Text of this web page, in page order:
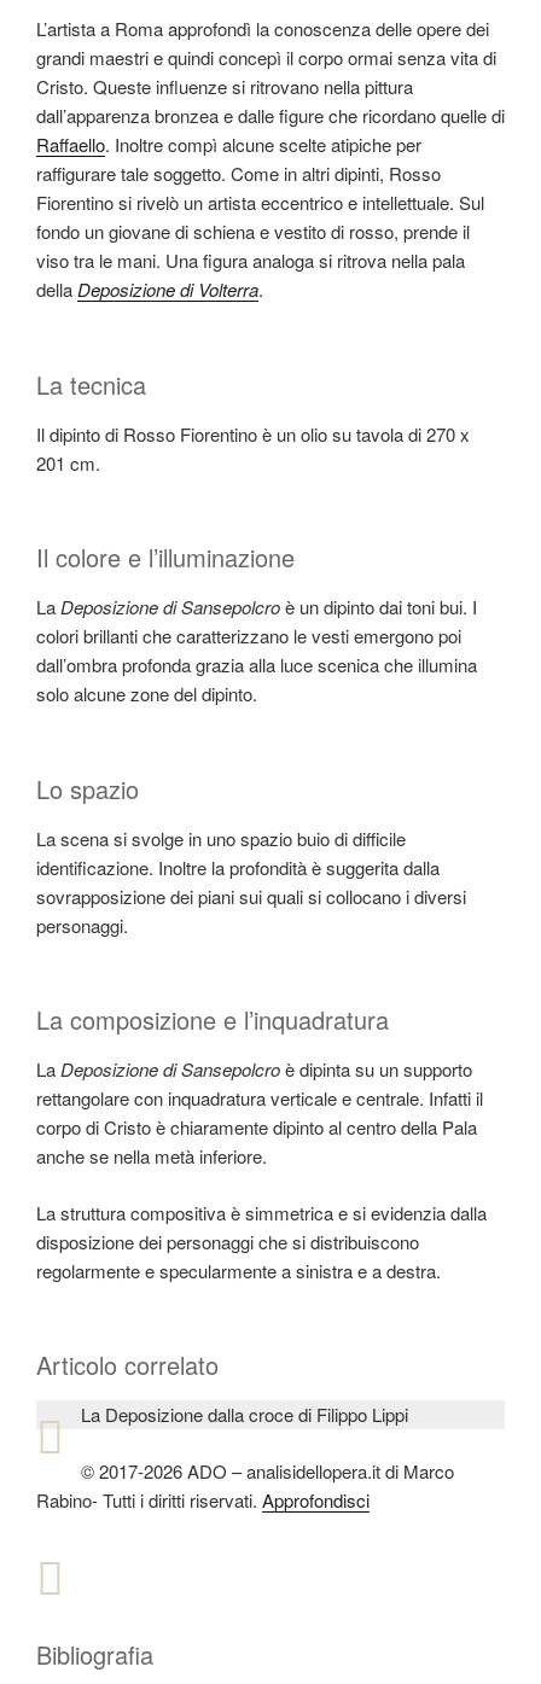
L’artista a Roma approfondì la conoscenza delle opere dei
grandi maestri e quindi concepì il corpo ormai senza vita di
Cristo. Queste influenze si ritrovano nella pittura
dall’apparenza bronzea e dalle figure che ricordano quelle di
Raffaello. Inoltre compì alcune scelte atipiche per
raffigurare tale soggetto. Come in altri dipinti, Rosso
Fiorentino si rivelò un artista eccentrico e intellettuale. Sul
fondo un giovane di schiena e vestito di rosso, prende il
viso tra le mani. Una figura analoga si ritrova nella pala
della Deposizione di Volterra.
La tecnica
Il dipinto di Rosso Fiorentino è un olio su tavola di 270 x
201 cm.
Il colore e l’illuminazione
La Deposizione di Sansepolcroè un dipinto dai toni bui. I
colori brillanti che caratterizzano le vesti emergono poi
dall’ombra profonda grazia alla luce scenica che illumina
solo alcune zone del dipinto.
Lo spazio
La scena si svolge in uno spazio buio di difficile
identificazione. Inoltre la profondità è suggerita dalla
sovrapposizione dei piani sui quali si collocano i diversi
personaggi.
La composizione e l’inquadratura
La Deposizione di Sansepolcroè dipinta su un supporto
rettangolare con inquadratura verticale e centrale. Infatti il
corpo di Cristo è chiaramente dipinto al centro della Pala
anche se nella metà inferiore.
La struttura compositiva è simmetrica e si evidenzia dalla
disposizione dei personaggi che si distribuiscono
regolarmente e specularmente a sinistra e a destra.
Articolo correlato
La Deposizione dalla croce di Filippo Lippi
© 2017-2026 ADO – analisidellopera.it di Marco
Rabino- Tutti i diritti riservati. Approfondisci
Bibliografia